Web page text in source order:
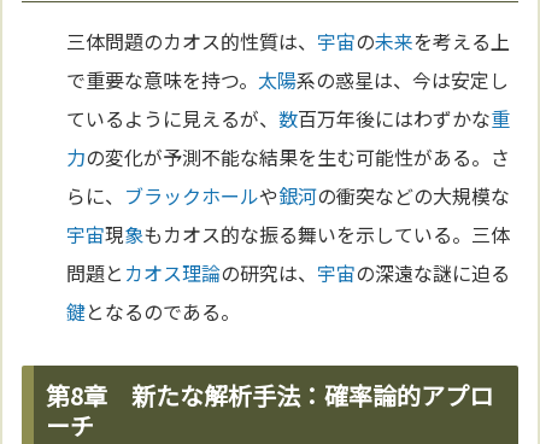
三体問題のカオス的性質は、 宇宙の未来を考える上
で重要な意味を持つ。 太陽系の惑星は、今は安定し
ているように見えるが、数百万年後にはわずかな重
力の変化が予測不能な結果を生む可能性がある。さ
らに、 ブラックホールや銀河の衝突などの大規模な
宇宙現象もカオス的な振る舞いを示している。三体
問題と カオス理論の研究は、 宇宙の深遠な謎に迫る
鍵となるのである。
第8章 新たな解析手法：確率論的アプロ
ーチ